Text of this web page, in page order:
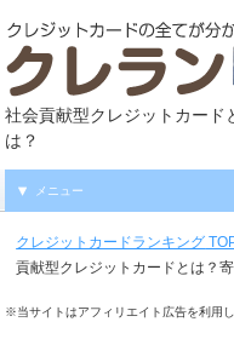
社会貢献型クレジットカード
は？
メニュー
クレジットカードランキング
貢献型クレジットカードとは？
※当サイトはアフィリエイト広告を利用し